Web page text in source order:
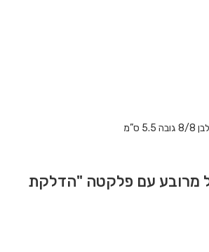
מרובע עם פלקטה "הדלקת